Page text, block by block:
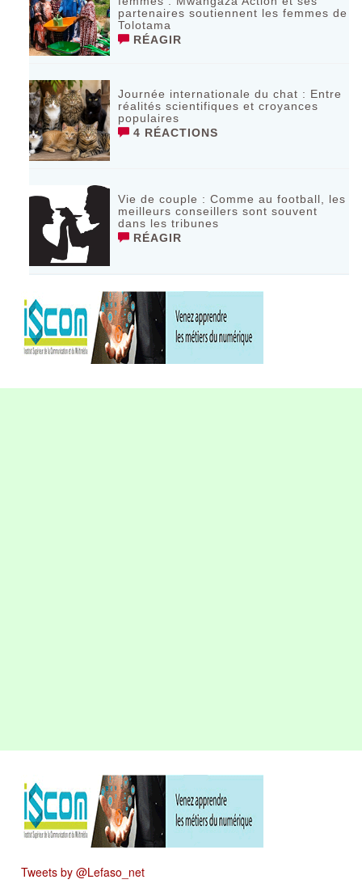
partenaires soutiennent les femmes de
Tolotama
RÉAGIR
Journée internationale du chat : Entre
réalités scientifiques et croyances
populaires
4 RÉACTIONS
Vie de couple : Comme au football, les
meilleurs conseillers sont souvent
dans les tribunes
RÉAGIR
Tweets by @Lefaso_net